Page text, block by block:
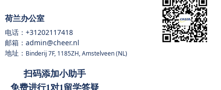
扫码添加小助手
免费进行1对1留学答疑
荷兰办公室
电话： +31202117418
邮箱：admin@cheer.nl
地址： Binderij 7F, 1185ZH, Amstelveen (NL)